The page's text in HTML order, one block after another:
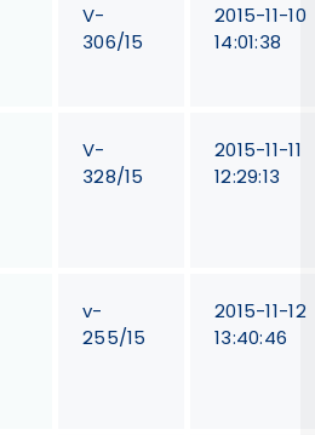
V-
306/15
2015-11-10
14:01:38
V-
328/15
2015-11-11
12:29:13
v-
255/15
2015-11-12
13:40:46